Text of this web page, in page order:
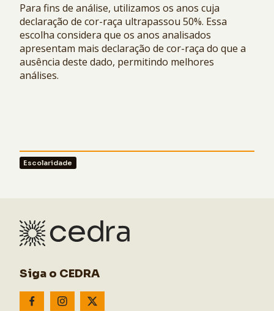
Para fins de análise, utilizamos os anos cuja
declaração de cor-raça ultrapassou 50%. Essa
escolha considera que os anos analisados
apresentam mais declaração de cor-raça do que a
ausência deste dado, permitindo melhores
análises.
Escolaridade
Siga o CEDRA